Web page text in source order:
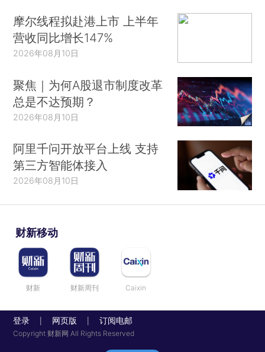
摩尔线程拟赴港上市 上半年
营收同比增长147%
2026年08月10日
聚焦｜为何A股退市制度改革
总是不达预期？
2026年08月10日
阿里千问开放平台上线 支持
第三方智能体接入
2026年08月10日
财新移动
财新 财新周刊 Caixin
登录 网页版 订阅电邮
Copyright 财新网 All Rights Reserved